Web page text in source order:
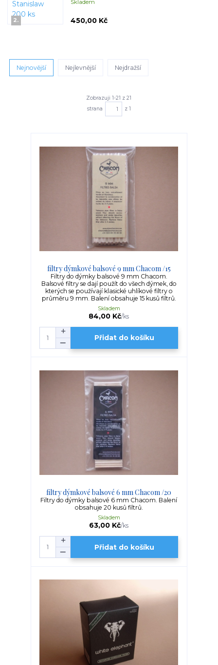
2.
Skladem
450,00 Kč
Nejnovější Nejlevnější Nejdražší
Zobrazuji 1-21 z 21
strana
z 1
filtry dýmkové balsové 9 mm Chacom /15
Filtry do dýmky balsové 9 mm Chacom.
Balsové filtry se dají použít do všech dýmek, do
kterých se používají klasické uhlíkové filtry o
průměru 9 mm. Balení obsahuje 15 kusů filtrů.
84,00 Kč/ks
Skladem
Přidat do košíku
filtry dýmkové balsové 6 mm Chacom /20
Filtry do dýmky balsové 6 mm Chacom. Balení
obsahuje 20 kusů filtrů.
63,00 Kč/ks
Skladem
Přidat do košíku